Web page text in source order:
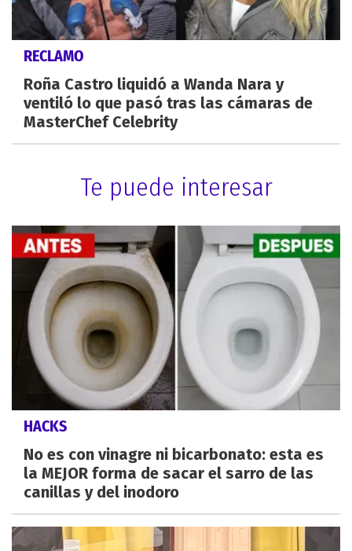
RECLAMO
Roña Castro liquidó a Wanda Nara y
ventiló lo que pasó tras las cámaras de
MasterChef Celebrity
Te puede interesar
HACKS
No es con vinagre ni bicarbonato: esta es
la MEJOR forma de sacar el sarro de las
canillas y del inodoro